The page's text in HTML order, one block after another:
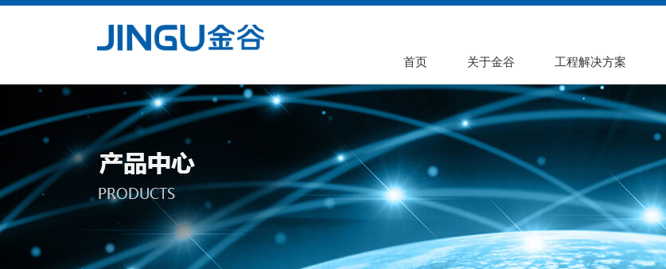
首页 关于金谷 工程解决方案